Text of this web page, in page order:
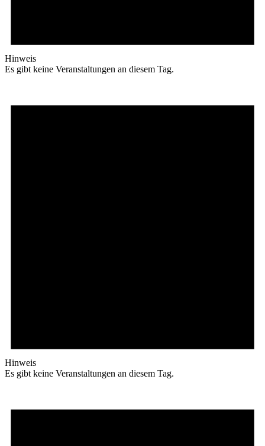
Hinweis
Es gibt keine Veranstaltungen an diesem Tag.
Hinweis
Es gibt keine Veranstaltungen an diesem Tag.